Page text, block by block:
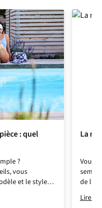
: quel
?
vous
et le style
La
Vous
de la
Lire la